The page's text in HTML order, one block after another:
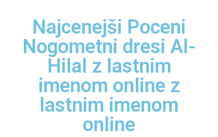
Najcenejši Poceni
Nogometni dresi Al-
Hilal z lastnim
imenom online z
lastnim imenom
online